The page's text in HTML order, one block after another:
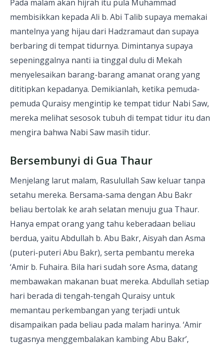
Pada malam akan hijrah itu pula Muhammad
membisikkan kepada Ali b. Abi Talib supaya memakai
mantelnya yang hijau dari Hadzramaut dan supaya
berbaring di tempat tidurnya. Dimintanya supaya
sepeninggalnya nanti ia tinggal dulu di Mekah
menyelesaikan barang-barang amanat orang yang
dititipkan kepadanya. Demikianlah, ketika pemuda-
pemuda Quraisy mengintip ke tempat tidur Nabi Saw,
mereka melihat sesosok tubuh di tempat tidur itu dan
mengira bahwa Nabi Saw masih tidur.
Bersembunyi di Gua Thaur
Menjelang larut malam, Rasulullah Saw keluar tanpa
setahu mereka. Bersama-sama dengan Abu Bakr
beliau bertolak ke arah selatan menuju gua Thaur.
Hanya empat orang yang tahu keberadaan beliau
berdua, yaitu Abdullah b. Abu Bakr, Aisyah dan Asma
(puteri-puteri Abu Bakr), serta pembantu mereka
‘Amir b. Fuhaira. Bila hari sudah sore Asma, datang
membawakan makanan buat mereka. Abdullah setiap
hari berada di tengah-tengah Quraisy untuk
memantau perkembangan yang terjadi untuk
disampaikan pada beliau pada malam harinya. ‘Amir
tugasnya menggembalakan kambing Abu Bakr’,